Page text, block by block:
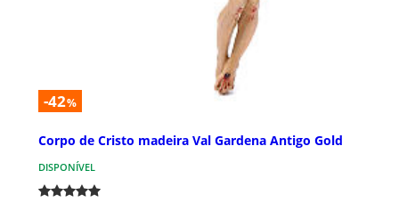
-42%
Corpo de Cristo madeira Val Gardena Antigo Gold
DISPONÍVEL